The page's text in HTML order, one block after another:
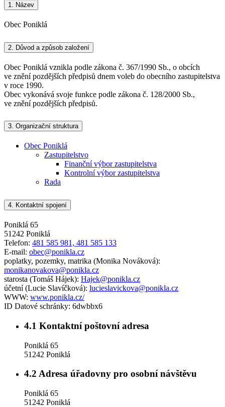
1. Název
Obec Poniklá
2. Důvod a způsob založení
Obec Poniklá vznikla podle zákona č. 367/1990 Sb., o obcích
ve znění pozdějších předpisů dnem voleb do obecního zastupitelstva
v roce 1990.
Obec vykonává svoje funkce podle zákona č. 128/2000 Sb.,
ve znění pozdějších předpisů.
3. Organizační struktura
Obec Poniklá
Zastupitelstvo
Finanční výbor zastupitelstva
Kontrolní výbor zastupitelstva
Rada
4. Kontaktní spojení
Poniklá 65
51242 Poniklá
Telefon: 481 585 981, 481 585 133
E-mail: obec@ponikla.cz
poplatky, pozemky, matrika (Monika Nováková):
monikanovakova@ponikla.cz
starosta (Tomáš Hájek): Hajek@ponikla.cz
účetní (Lucie Slavíčková): lucieslavickova@ponikla.cz
WWW: www.ponikla.cz/
ID Datové schránky: 6dwbbx6
4.1 Kontaktní poštovní adresa
Poniklá 65
51242 Poniklá
4.2 Adresa úřadovny pro osobní návštěvu
Poniklá 65
51242 Poniklá